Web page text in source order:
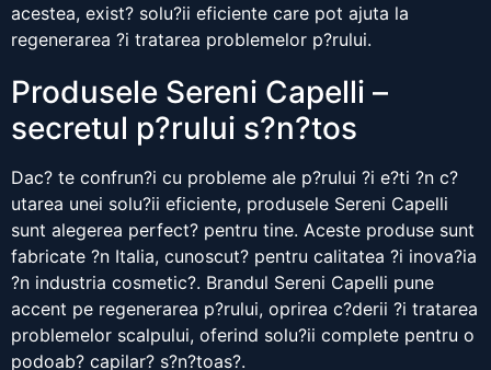
acestea, exist? solu?ii eficiente care pot ajuta la
regenerarea ?i tratarea problemelor p?rului.
Produsele Sereni Capelli –
secretul p?rului s?n?tos
Dac? te confrun?i cu probleme ale p?rului ?i e?ti ?n c?
utarea unei solu?ii eficiente, produsele Sereni Capelli
sunt alegerea perfect? pentru tine. Aceste produse sunt
fabricate ?n Italia, cunoscut? pentru calitatea ?i inova?ia
?n industria cosmetic?. Brandul Sereni Capelli pune
accent pe regenerarea p?rului, oprirea c?derii ?i tratarea
problemelor scalpului, oferind solu?ii complete pentru o
podoab? capilar? s?n?toas?.